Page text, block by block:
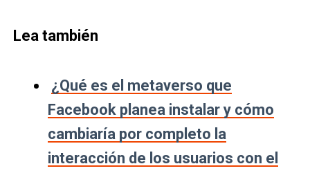
Lea también
¿Qué es el metaverso que
Facebook planea instalar y cómo
cambiaría por completo la
interacción de los usuarios con el